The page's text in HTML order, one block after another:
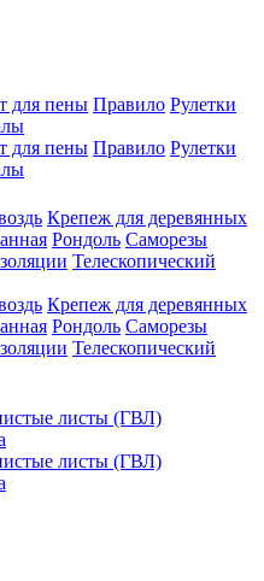
для пены Правило Рулетки
для пены Правило Рулетки
Крепеж для деревянных
Рондоль Саморезы
Телескопический
Крепеж для деревянных
Рондоль Саморезы
Телескопический
листы (ГВЛ)
листы (ГВЛ)